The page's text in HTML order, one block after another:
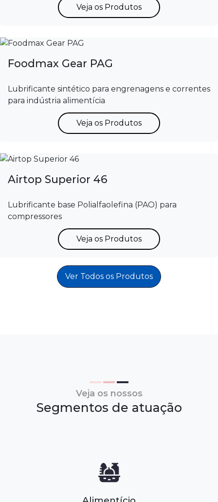
Veja os Produtos
Foodmax Gear PAG
Lubrificante sintético para engrenagens e correntes
para indústria alimentícia
Veja os Produtos
Airtop Superior 46
Lubrificante base Polialfaolefina (PAO) para
compressores
Veja os Produtos
Ver Todos os Produtos
Veja os nossos
Segmentos de atuação